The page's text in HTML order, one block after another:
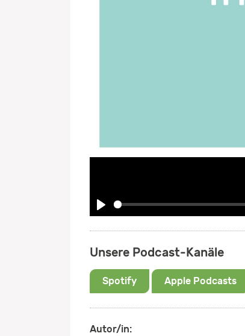
Play
Unsere Podcast-Kanäle
Spotify Apple Podcasts
Autor/in: